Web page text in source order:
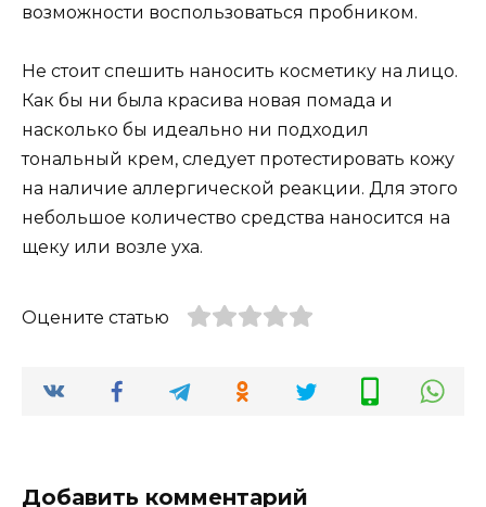
возможности воспользоваться пробником.
Не стоит спешить наносить косметику на лицо.
Как бы ни была красива новая помада и
насколько бы идеально ни подходил
тональный крем, следует протестировать кожу
на наличие аллергической реакции. Для этого
небольшое количество средства наносится на
щеку или возле уха.
Оцените статью
Добавить комментарий